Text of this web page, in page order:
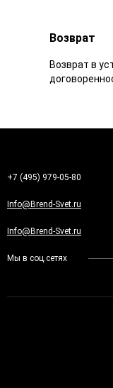
Возврат
Возврат в
+7 (495) 979-05-80
Info@Brend-Svet.ru
Info@Brend-Svet.ru
Мы в соц.сетях